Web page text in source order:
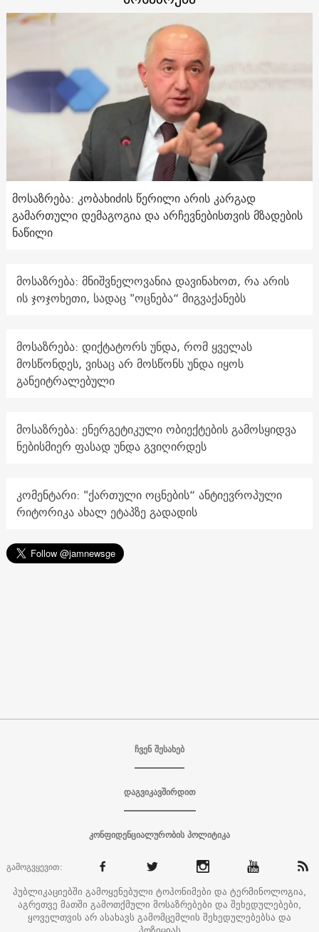
მოსაზრება: კობახიძის წერილი არის კარგად
გამართული დემაგოგია და არჩევნებისთვის მზადების
ნაწილი
მოსაზრება: მნიშვნელოვანია დავინახოთ, რა არის
ის ჯოჯოხეთი, სადაც "ოცნება“ მიგვაქანებს
მოსაზრება: დიქტატორს უნდა, რომ ყველას
მოსწონდეს, ვისაც არ მოსწონს უნდა იყოს
განეიტრალებული
მოსაზრება: ენერგეტიკული ობიექტების გამოსყიდვა
ნებისმიერ ფასად უნდა გვიღირდეს
კომენტარი: "ქართული ოცნების“ ანტიევროპული
რიტორიკა ახალ ეტაპზე გადადის
ჩვენ შესახებ
დაგვიკავშირდით
კონფიდენციალურობის პოლიტიკა
გამოგვყევით:
პუბლიკაციებში გამოყენებული ტოპონიმები და ტერმინოლოგია,
აგრეთვე მათში გამოთქმული მოსაზრებები და შეხედულებები,
ყოველთვის არ ასახავს გამომცემლის შეხედულებებსა და